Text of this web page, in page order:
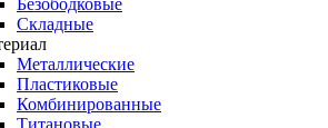
Безободковые
Складные
Металлические
Пластиковые
Комбинированные
Титановые